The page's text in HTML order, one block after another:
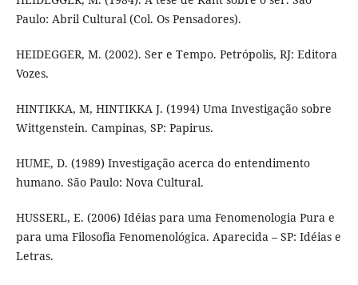
Paulo: Abril Cultural (Col. Os Pensadores).
HEIDEGGER, M. (2002). Ser e Tempo. Petrópolis, RJ: Editora
Vozes.
HINTIKKA, M, HINTIKKA J. (1994) Uma Investigação sobre
Wittgenstein. Campinas, SP: Papirus.
HUME, D. (1989) Investigação acerca do entendimento
humano. São Paulo: Nova Cultural.
HUSSERL, E. (2006) Idéias para uma Fenomenologia Pura e
para uma Filosofia Fenomenológica. Aparecida – SP: Idéias e
Letras.